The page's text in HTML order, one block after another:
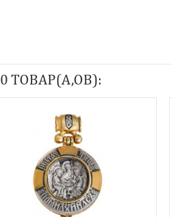
ТОВАР(А,ОВ):